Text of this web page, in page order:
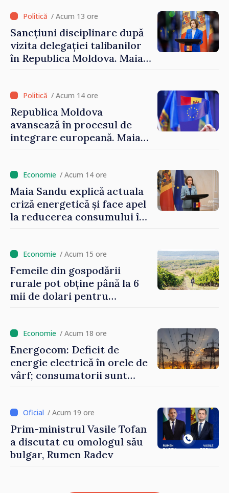
/ Acum 13 ore
Sancțiuni disciplinare după
vizita delegației talibanilor
în Republica Moldova. Maia
cunosc politica statului”
/ Acum 14 ore
Republica Moldova
avansează în procesul de
integrare europeană. Maia
/ Acum 14 ore
Maia Sandu explică actuala
criză energetică și face apel
la reducerea consumului în
un nivel mai mic”
/ Acum 15 ore
Femeile din gospodării
rurale pot obține până la 6
mii de dolari pentru
/ Acum 18 ore
Energocom: Deficit de
energie electrică în orele de
vârf; consumatorii sunt
/ Acum 19 ore
Prim-ministrul Vasile Tofan
a discutat cu omologul său
bulgar, Rumen Radev